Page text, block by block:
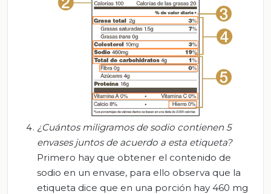
¿Cuántos miligramos de sodio contienen 5
envases juntosde acuerdo a esta etiqueta?
Primero hay que obtener el contenido de
sodio en un envase, para ello observa que la
etiqueta dice que en una porción hay 460 mg